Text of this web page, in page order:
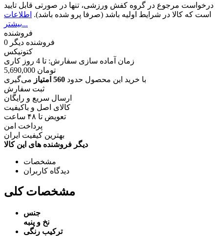
درخواست مرجوع در گروه کفش ورزشی، تنها در صورتی قابل تایید
است که کالا در شرایط اولیه باشد (صرفا پرو شده باشد). اطلاعات
بیشتر...
فروشنده
0 فروشنده دیگر
کتونیکس
زمان آماده سازی سفارش: تا 4 روز کاری
5,690,000 تومان
با خرید این محصول حدود 560 امتیاز
می‌گیری
ثبت سفارش
ارسال سریع و رایگان
کالای اصل و باکیفیت
تعویض تا ۴۸ ساعت
پرداخت امن
بهترین کیفیت ایران
دیگر فروشنده های این کالا
مشخصات
دیدگاه کاربران
مشخصات کلی
جنس
نخ و پنبه
ترکیب رنگی